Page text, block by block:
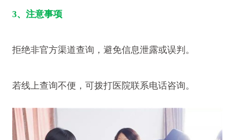
3、注意事项
拒绝非官方渠道查询，避免信息泄露或误判。
若线上查询不便，可拨打医院联系电话咨询。